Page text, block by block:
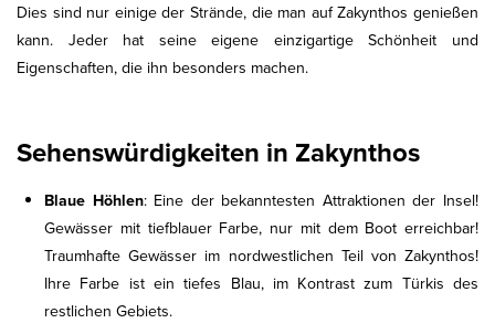
Dies sind nur einige der Strände, die man auf Zakynthos genießen
kann. Jeder hat seine eigene einzigartige Schönheit und
Eigenschaften, die ihn besonders machen.
Sehenswürdigkeiten in Zakynthos
Blaue Höhlen: Eine der bekanntesten Attraktionen der Insel!
Gewässer mit tiefblauer Farbe, nur mit dem Boot erreichbar!
Traumhafte Gewässer im nordwestlichen Teil von Zakynthos!
Ihre Farbe ist ein tiefes Blau, im Kontrast zum Türkis des
restlichen Gebiets.